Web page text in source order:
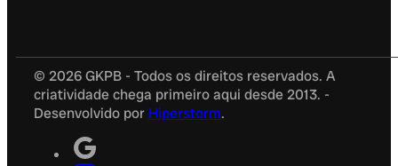
© 2026 GKPB - Todos os direitos reservados. A
criatividade chega primeiro aqui desde 2013. -
Desenvolvido por Hiperstorm.